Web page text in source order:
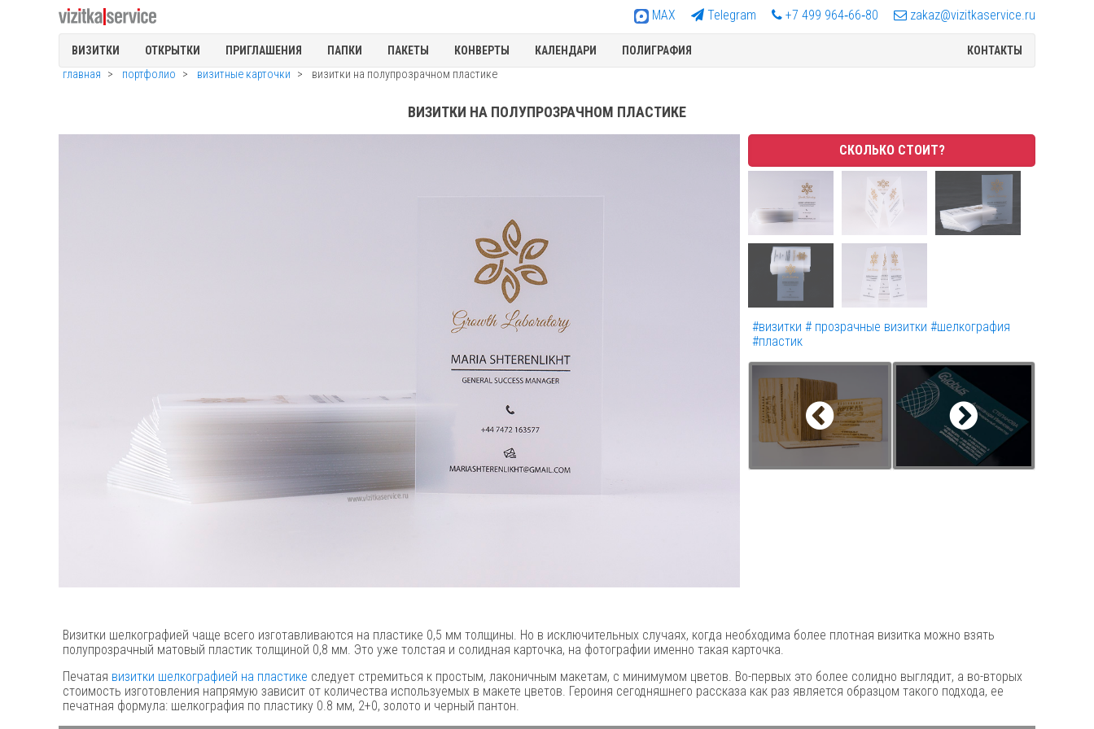
MAX Telegram +7 499 964‑66‑80 zakaz@vizitkaservice.ru
ВИЗИТКИ ОТКРЫТКИ ПРИГЛАШЕНИЯ ПАПКИ ПАКЕТЫ КОНВЕРТЫ КАЛЕНДАРИ ПОЛИГРАФИЯ КОНТАКТЫ
главная портфолио визитные карточки визитки на полупрозрачном пластике
ВИЗИТКИ НА ПОЛУПРОЗРАЧНОМ ПЛАСТИКЕ
СКОЛЬКО СТОИТ?
#визитки # прозрачные визитки #шелкография
#пластик
Визитки шелкографией чаще всего изготавливаются на пластике 0,5 мм толщины. Но в исключительных случаях, когда необходима более плотная визитка можно взять
полупрозрачный матовый пластик толщиной 0,8 мм. Это уже толстая и солидная карточка, на фотографии именно такая карточка.
Печатая визитки шелкографией на пластике следует стремиться к простым, лаконичным макетам, с минимумом цветов. Во-первых это более солидно выглядит, а во-вторых
стоимость изготовления напрямую зависит от количества используемых в макете цветов. Героиня сегодняшнего рассказа как раз является образцом такого подхода, ее
печатная формула: шелкография по пластику 0.8 мм, 2+0, золото и черный пантон.